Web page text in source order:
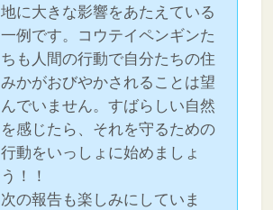
地に大きな影響をあたえている
一例です。コウテイペンギンた
ちも人間の行動で自分たちの住
みかがおびやかされることは望
んでいません。すばらしい自然
を感じたら、それを守るための
行動をいっしょに始めましょ
う！！
次の報告も楽しみにしていま